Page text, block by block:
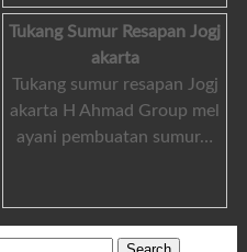
Tukang Sumur Resapan Jogj
akarta
Tukang sumur resapan Jogj
akarta H Ahmad Group mel
ayani pembuatan sumur…